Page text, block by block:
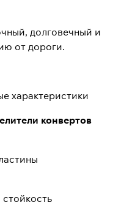
долговечный и
от дороги.
характеристики
конвертов